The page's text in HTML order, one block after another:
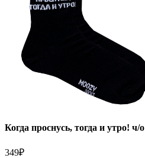
Когда проснусь, тогда и утро! ч/о
349₽